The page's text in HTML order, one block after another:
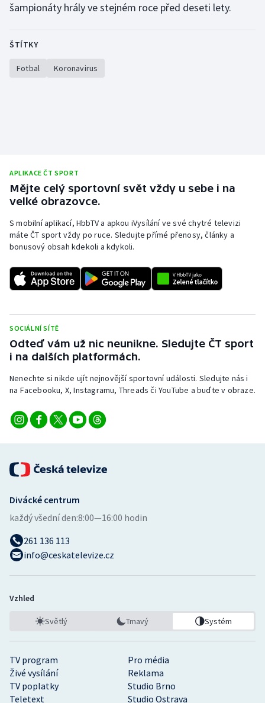
Krasobruslení
Olympijské hry
Parasport
Plavání
Plážový volejbal
Rychlobruslení
Rychlostní kanoistika
Short track
Sportovní střelba
Stolní tenis
Triatlon
Veslování
Volejbal
šampionáty hrály ve stejném roce před deseti lety.
ŠTÍTKY
Fotbal Koronavirus
APLIKACE ČT SPORT
Mějte celý sportovní svět vždy u sebe i na
velké obrazovce.
S mobilní aplikací, HbbTV a apkou iVysílání ve své chytré televizi
máte ČT sport vždy po ruce. Sledujte přímé přenosy, články a
bonusový obsah kdekoli a kdykoli.
SOCIÁLNÍ SÍTĚ
Odteď vám už nic neunikne. Sledujte ČT sport
i na dalších platformách.
Nenechte si nikde ujít nejnovější sportovní události. Sledujte nás i
na Facebooku, X, Instagramu, Threads či YouTube a buďte v obraze.
TV program
Pro média
Živé vysílání
Reklama
TV poplatky
Studio Brno
Teletext
Studio Ostrava
Divácké centrum
každý všední den:8:00—16:00 hodin
261 136 113
info@ceskatelevize.cz
Vzhled
Světlý Tmavý Systém